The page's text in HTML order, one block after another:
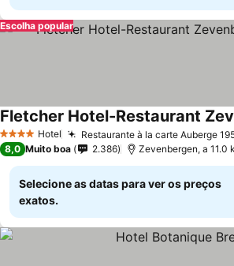
Escolha popular
4 EstrelasHotel Restaurante à la carte Auberge
Ver preços
8,0 Muito boa 2.386 Zevenbergen, a 11.0
Selecione as datas para ver os preços
exatos.